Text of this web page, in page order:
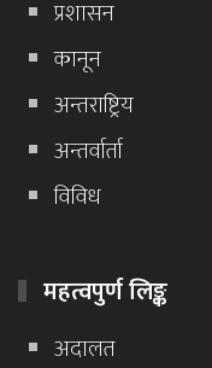
प्रशासन
कानून
अन्तराष्ट्रिय
अन्तर्वार्ता
विविध
महत्वपुर्ण लिङ्क
अदालत